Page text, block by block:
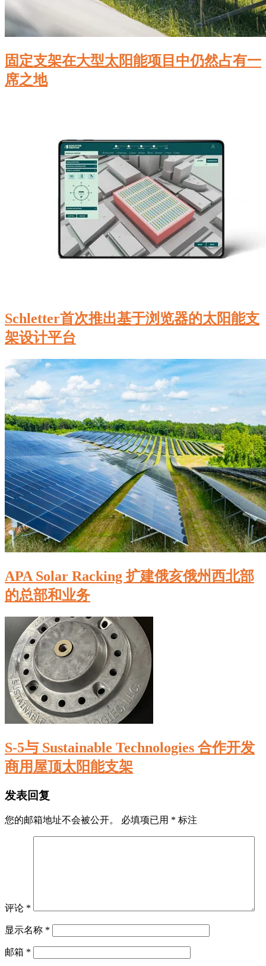
固定支架在大型太阳能项目中仍然占有一
席之地
Schletter首次推出基于浏览器的太阳能支
架设计平台
APA Solar Racking 扩建俄亥俄州西北部
的总部和业务
S-5与 Sustainable Technologies 合作开发
商用屋顶太阳能支架
发表回复
您的邮箱地址不会被公开。 必填项已用 * 标注
评论 *
显示名称 *
邮箱 *